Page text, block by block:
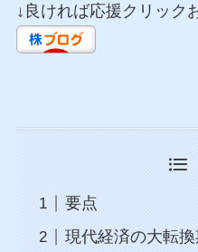
↓良ければ応援クリック
要点
現代経済の大転換